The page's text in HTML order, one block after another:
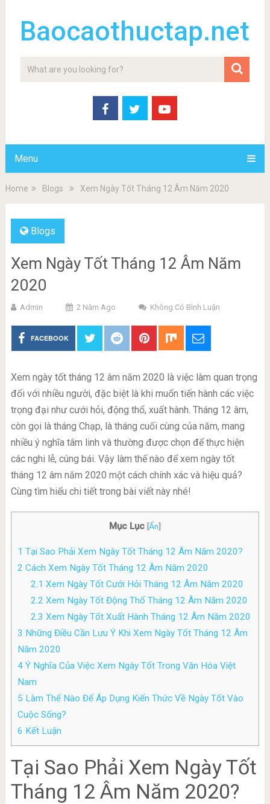
Baocaothuctap.net
Menu
Home Blogs Xem Ngày Tốt Tháng 12 Âm Năm 2020
Blogs
Xem Ngày Tốt Tháng 12 Âm Năm
2020
Admin 2 Năm Ago Không Có Bình Luận
FACEBOOK
Xem ngày tốt tháng 12 âm năm 2020 là việc làm quan trọng
đối với nhiều người, đặc biệt là khi muốn tiến hành các việc
trọng đại như cưới hỏi, động thổ, xuất hành. Tháng 12 âm,
còn gọi là tháng Chạp, là tháng cuối cùng của năm, mang
nhiều ý nghĩa tâm linh và thường được chọn để thực hiện
các nghi lễ, cúng bái. Vậy làm thế nào để xem ngày tốt
tháng 12 âm năm 2020 một cách chính xác và hiệu quả?
Cùng tìm hiểu chi tiết trong bài viết này nhé!
Mục Lục [Ẩn]
1 Tại Sao Phải Xem Ngày Tốt Tháng 12 Âm Năm 2020?
2 Cách Xem Ngày Tốt Tháng 12 Âm Năm 2020
2.1 Xem Ngày Tốt Cưới Hỏi Tháng 12 Âm Năm 2020
2.2 Xem Ngày Tốt Động Thổ Tháng 12 Âm Năm 2020
2.3 Xem Ngày Tốt Xuất Hành Tháng 12 Âm Năm 2020
3 Những Điều Cần Lưu Ý Khi Xem Ngày Tốt Tháng 12 Âm
Năm 2020
4Ý Nghĩa Của Việc Xem Ngày Tốt Trong Văn Hóa Việt
Nam
5 Làm Thế Nào Để Áp Dụng Kiến Thức Về Ngày Tốt Vào
Cuộc Sống?
6 Kết Luận
Tại Sao Phải Xem Ngày Tốt
Tháng 12 Âm Năm 2020?